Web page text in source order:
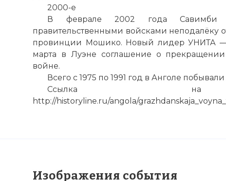
2000-е
В феврале 2002 года Савимби
правительственными войсками неподалёку
провинции Мошико. Новый лидер УНИТА
марта в Луэне соглашение о
войне.
Всего с 1975 по 1991 год в Анголе
Ссылка на
http://historyline.ru/angola/
Изображения события
Поскольку
в Анголу. -